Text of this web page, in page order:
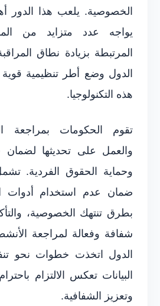
الخصوصية. يلعب هذا الدور
يواجه عدد متزايد من
المرتبطة بزيادة نطاق
الدول وضع أطر تنظيمية
هذه التكنولوجيا.
تقوم الحكومات بمراجعة
والعمل على تحديثها لضمان
وحماية الحقوق الفردية.
ضمان عدم استخدام أدوات
بطرق تنتهك الخصوصية،
شفافة وفعالة لمراجعة
الدول اتخذت خطوات نحو
البيانات تعكس الالتزام
وتعزيز الشفافية.